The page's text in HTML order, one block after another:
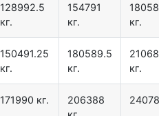
128992.5
кг.
154791
кг.
кг.
150491.25
кг.
180589.5
кг.
кг.
171990 кг.
206388